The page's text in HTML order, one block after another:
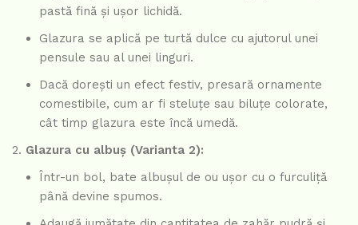
pastă fină și ușor lichidă.
Glazura se aplică pe turtă dulce cu ajutorul unei
pensule sau al unei linguri.
Dacă dorești un efect festiv, presară ornamente
comestibile, cum ar fi steluțe sau biluțe colorate,
cât timp glazura este încă umedă.
Glazura cu albuș (Varianta 2):
Într-un bol, bate albușul de ou ușor cu o furculiță
până devine spumos.